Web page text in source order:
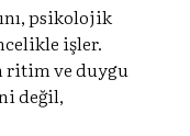
psikolojik
işler.
ritim ve duygu
değil,